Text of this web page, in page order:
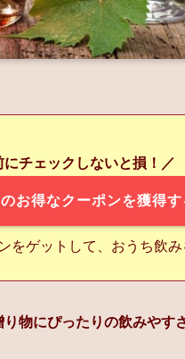
にチェックしないと損！／
お得なクーポンを獲得す
をゲットして、おうち飲み
り物にぴったりの飲みやす